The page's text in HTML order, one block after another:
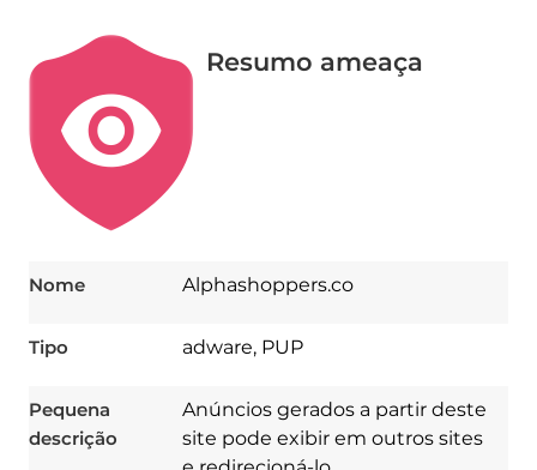
Resumo ameaça
Nome Alphashoppers.co
Tipo adware, PUP
Pequena
descrição
Anúncios gerados a partir deste
site pode exibir em outros sites